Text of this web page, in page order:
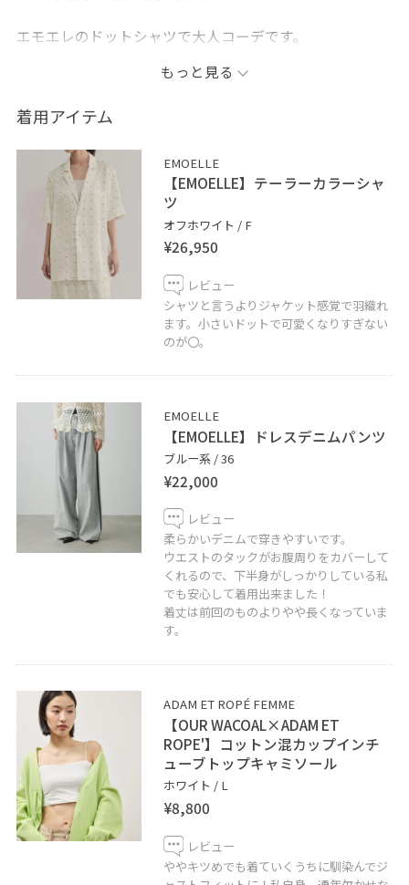
エモエレのドットシャツで大人コーデです。
ツヤ感のある生地とジャケットのようなシルエットが大
人感をプラスしてくれます。
今回はヘルシーに肌見せしつつデニムでカジュアルに合
わせました！
是非チェックしてみてください！
※記載のないものは私物です。
是非フォローしてくださいね！
お好きなスタイリングは、ハートをタップで《お気に入
ミント神戸店では通信販売も行っております。
公式のLINEにて承っておりますので是非お気軽にお問い
合わせくださいませ。
※対応可能時間 11:00～20:00
LINEでルクア大阪スタッフにご相談は【友だち追加】を
タップをして下さい
もっと見る
着用アイテム
EMOELLE
【EMOELLE】テーラーカラーシャ
ツ
オフホワイト / F
¥26,950
レビュー
シャツと言うよりジャケット感覚で羽織れ
ます。小さいドットで可愛くなりすぎない
のが〇。
EMOELLE
【EMOELLE】ドレスデニムパンツ
ブルー系 / 36
¥22,000
レビュー
柔らかいデニムで穿きやすいです。
ウエストのタックがお腹周りをカバーして
くれるので、下半身がしっかりしている私
でも安心して着用出来ました！
着丈は前回のものよりやや長くなっていま
す。
ADAM ET ROPÉ FEMME
【OUR WACOAL×ADAM ET
ROPE'】コットン混カップインチ
ューブトップキャミソール
ホワイト / L
¥8,800
レビュー
ややキツめでも着ていくうちに馴染んでジ